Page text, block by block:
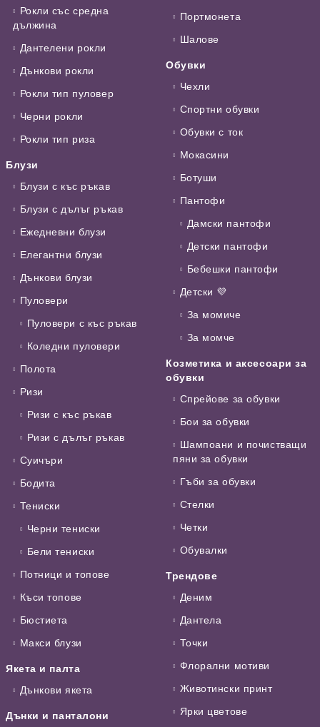
Рокли със средна
дължина
Дантелени рокли
Дънкови рокли
Рокли тип пуловер
Черни рокли
Рокли тип риза
Блузи
Блузи с къс ръкав
Блузи с дълъг ръкав
Ежедневни блузи
Елегантни блузи
Дънкови блузи
Пуловери
Пуловери с къс ръкав
Коледни пуловери
Полота
Ризи
Ризи с къс ръкав
Ризи с дълъг ръкав
Суичъри
Бодита
Тениски
Черни тениски
Бели тениски
Потници и топове
Къси топове
Бюстиета
Макси блузи
Якета и палта
Дънкови якета
Дънки и панталони
Портмонета
Шалове
Обувки
Чехли
Спортни обувки
Обувки с ток
Мокасини
Ботуши
Пантофи
Дамски пантофи
Детски пантофи
Бебешки пантофи
Детски 💜
За момиче
За момче
Козметика и аксесоари за
обувки
Спрейове за обувки
Бои за обувки
Шампоани и почистващи
пяни за обувки
Гъби за обувки
Стелки
Четки
Обувалки
Трендове
Деним
Дантела
Точки
Флорални мотиви
Животински принт
Ярки цветове